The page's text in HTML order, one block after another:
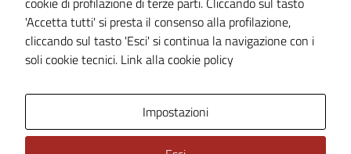
Dichiarazione di accessibilità
Piano di miglioramento del sito
'Accetta tutti' si presta il consenso alla profilazione,
cliccando sul tasto 'Esci' si continua la navigazione con i
soli cookie tecnici. Link alla cookie policy
Impostazioni